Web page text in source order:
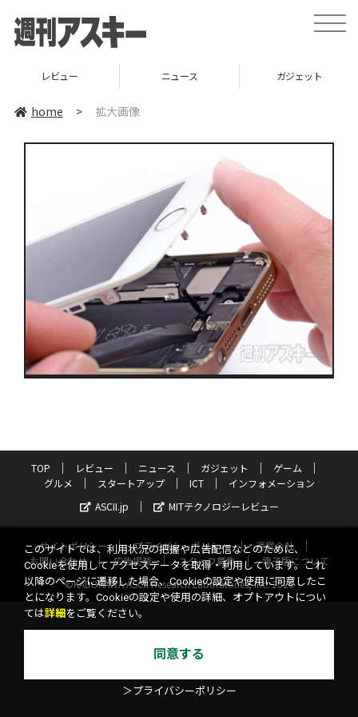
toggle
レビュー ニュース ガジェット
home > 拡大画像
TOP レビュー ニュース ガジェット
ゲーム
グルメ
スタートアップ ICT
インフォメーション
ASCII.jp
MITテクノロジーレビュー
サイトポリシー プライバシーポリシー
運営会社
お問い合わせ
広告掲載 スタッフ募集
電子版について
©KADOKAWA ASCII Research Laboratories, Inc. 2026
このサイトでは、利用状況の把握や広告配信などのために、
Cookieを使用してアクセスデータを取得・利用しています。これ
以降のページに遷移した場合、Cookieの設定や使用に同意したこ
とになります。Cookieの設定や使用の詳細、オプトアウトについ
ては詳細 をご覧ください。
同意する
＞プライバシーポリシー